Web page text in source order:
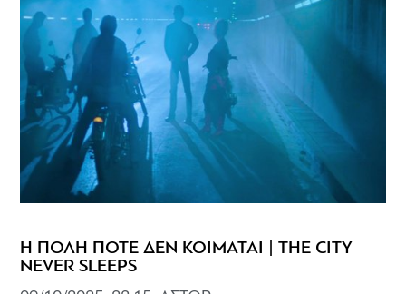
Η ΠΟΛΗ ΠΟΤΕ ΔΕΝ ΚΟΙΜΑΤΑΙ | THE CITY
NEVER SLEEPS